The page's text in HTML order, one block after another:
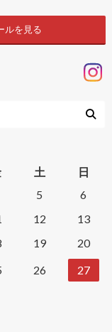
ルを見る
土
日
5
6
12
13
19
20
26
27